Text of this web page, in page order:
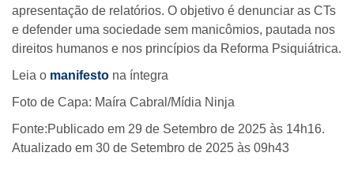
apresentação de relatórios. O objetivo é denunciar as CTs
e defender uma sociedade sem manicômios, pautada nos
direitos humanos e nos princípios da Reforma Psiquiátrica.
Leia o manifesto na íntegra
Foto de Capa: Maíra Cabral/Mídia Ninja
Fonte:Publicado em 29 de Setembro de 2025 às 14h16.
Atualizado em 30 de Setembro de 2025 às 09h43